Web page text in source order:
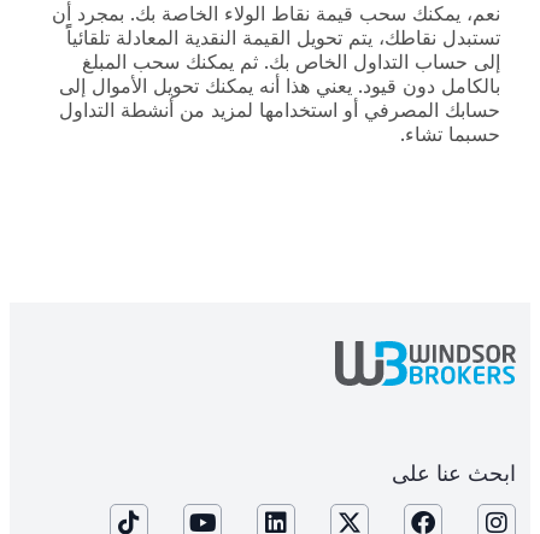
نعم، يمكنك سحب قيمة نقاط الولاء الخاصة بك. بمجرد أن
تستبدل نقاطك، يتم تحويل القيمة النقدية المعادلة تلقائياًً
إلى حساب التداول الخاص بك. ثم يمكنك سحب المبلغ
بالكامل دون قيود. يعني هذا أنه يمكنك تحويل الأموال إلى
حسابك المصرفي أو استخدامها لمزيد من أنشطة التداول
حسبما تشاء.
ابحث عنا على